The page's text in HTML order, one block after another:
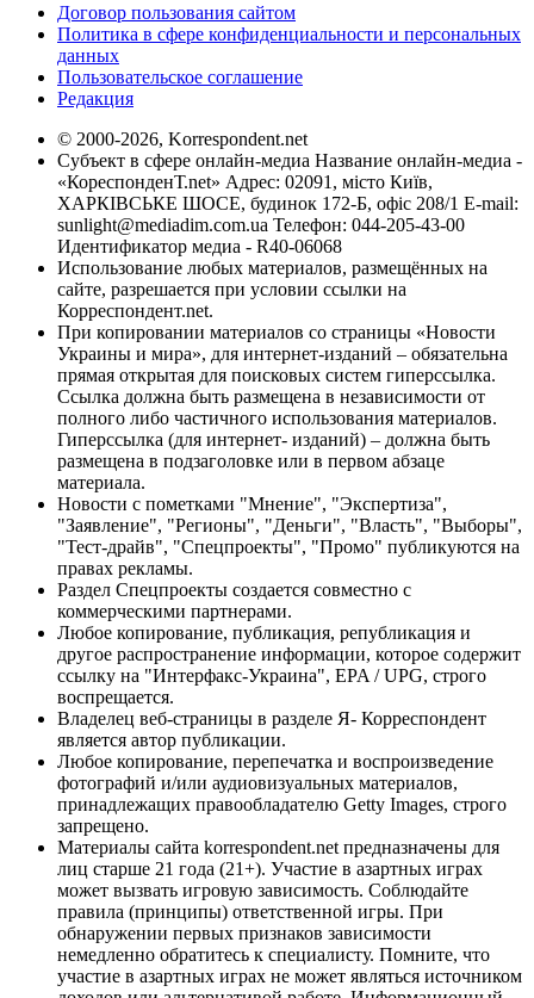
Договор пользования сайтом
Политика в сфере конфиденциальности и персональных
данных
Пользовательское соглашение
Редакция
© 2000-2026, Korrespondent.net
Субъект в сфере онлайн-медиа Название онлайн-медиа -
«КореспонденТ.net» Адрес: 02091, місто Київ,
ХАРКІВСЬКЕ ШОСЕ, будинок 172-Б, офіс 208/1 E-mail:
sunlight@mediadim.com.ua Телефон: 044-205-43-00
Идентификатор медиа - R40-06068
Использование любых материалов, размещённых на
сайте, разрешается при условии ссылки на
Корреспондент.net.
При копировании материалов со страницы «Новости
Украины и мира», для интернет-изданий – обязательна
прямая открытая для поисковых систем гиперссылка.
Ссылка должна быть размещена в независимости от
полного либо частичного использования материалов.
Гиперссылка (для интернет- изданий) – должна быть
размещена в подзаголовке или в первом абзаце
материала.
Новости с пометками "Мнение", "Экспертиза",
"Заявление", "Регионы", "Деньги", "Власть", "Выборы",
"Тест-драйв", "Спецпроекты", "Промо" публикуются на
правах рекламы.
Раздел Спецпроекты создается совместно с
коммерческими партнерами.
Любое копирование, публикация, републикация и
другое распространение информации, которое содержит
ссылку на "Интерфакс-Украина", EPA / UPG, строго
воспрещается.
Владелец веб-страницы в разделе Я- Корреспондент
является автор публикации.
Любое копирование, перепечатка и воспроизведение
фотографий и/или аудиовизуальных материалов,
принадлежащих правообладателю Getty Images, строго
запрещено.
Материалы сайта korrespondent.net предназначены для
лиц старше 21 года (21+). Участие в азартных играх
может вызвать игровую зависимость. Соблюдайте
правила (принципы) ответственной игры. При
обнаружении первых признаков зависимости
немедленно обратитесь к специалисту. Помните, что
участие в азартных играх не может являться источником